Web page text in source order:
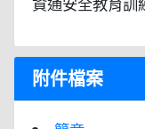
附件檔案